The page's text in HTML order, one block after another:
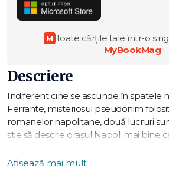
M Toate cărțile tale într-o
MyBookMag
Descriere
Indiferent cine se ascunde în spatele
Ferrante, misteriosul pseudonim
romanelor napolitane, două lucruri
ştie să descrie oraşul Napoli mai bine
expresiei şi o magie aparte, cu care
Afișează mai mult